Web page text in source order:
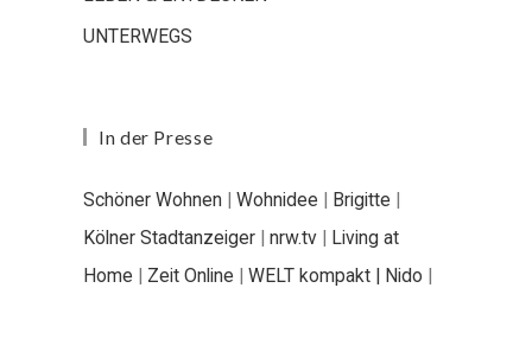
UNTERWEGS
In der Presse
Schöner Wohnen | Wohnidee | Brigitte |
Kölner Stadtanzeiger | nrw.tv | Living at
Home | Zeit Online | WELT kompakt | Nido |